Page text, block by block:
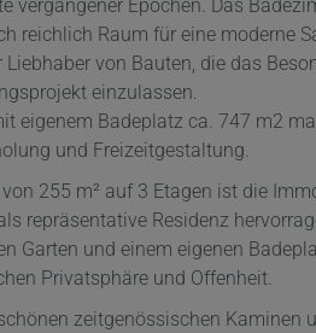
vergangener Epochen. Das
reichlich Raum für eine moderne
von Bauten, die das
einzulassen.
eigenem Badeplatz ca. 747 m2
und Freizeitgestaltung.
255 m² auf 3 Etagen ist die
repräsentative Residenz
Garten und einem eigenen
Privatsphäre und Offenheit.
zeitgenössischen Kaminen